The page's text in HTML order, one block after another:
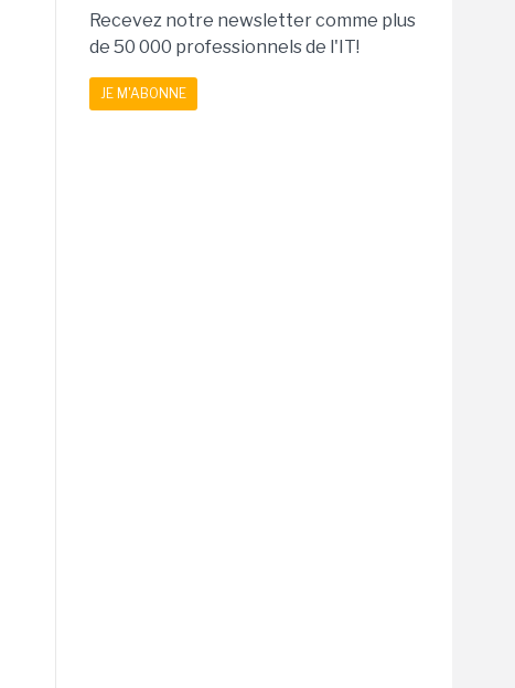
Recevez notre newsletter comme plus
de 50 000 professionnels de l'IT!
JE M'ABONNE